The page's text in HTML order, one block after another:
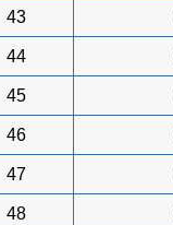
43
44
45
46
47
48